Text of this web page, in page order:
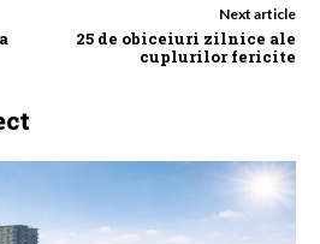
Next article
25 de obiceiuri zilnice ale
cuplurilor fericite